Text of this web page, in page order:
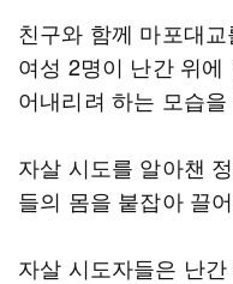
친구와 함께 마포대
여성 2명이 난간 위
어내리려 하는 모습
자살 시도를 알아챈
들의 몸을 붙잡아 끌
자살 시도자들은 난